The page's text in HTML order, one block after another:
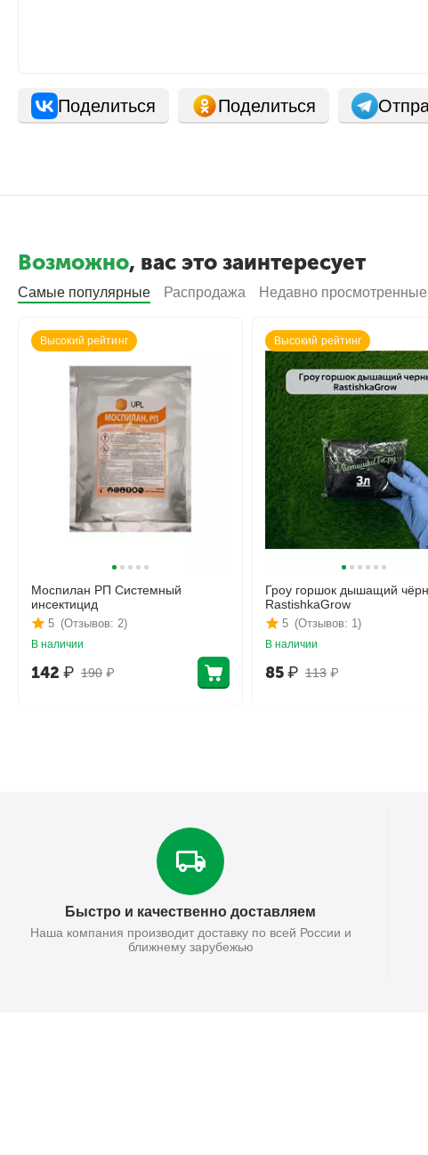
Поделиться Поделиться
Возможно, вас это заинтересует
Самые популярные Распродажа Недавно просмотренные
Высокий рейтинг
Моспилан РП Системный
инсектицид
(Отзывов: 2)
5
В наличии
190 ₽
142 ₽
Высокий рейтинг
Гроу горшок дышащий
RastishkaGrow
(Отзывов: 1)
5
В наличии
113 ₽
85 ₽
Быстро и качественно доставляем
Наша компания производит доставку по всей России и
ближнему зарубежью